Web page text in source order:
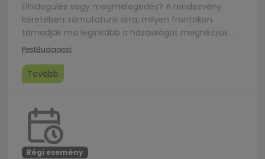
Elhidegülés vagy megmelegedés? A rendezvény
keretében: rámutatunk arra, milyen frontokon
támadják ma leginkább a házasságot megnézzük
mit ér a Szentírás azon, hogy jobb dolga van
megértjük mit jelent „melegen tartani” egy
házasságot konkrét ötleteket adunk arra, hogyan
interaktív megoldásokkal lehetővé tesszük a
jelenlévő […]
PestBudapest
Tovább
Régi esemény